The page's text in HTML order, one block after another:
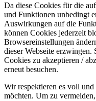
Da diese Cookies für die
und Funktionen unbedingt
Auswirkungen auf die
können Cookies jederzeit
Browsereinstellungen
dieser Webseite
Cookies zu akzeptieren /
erneut besuchen.
Wir respektieren es voll
möchten. Um zu